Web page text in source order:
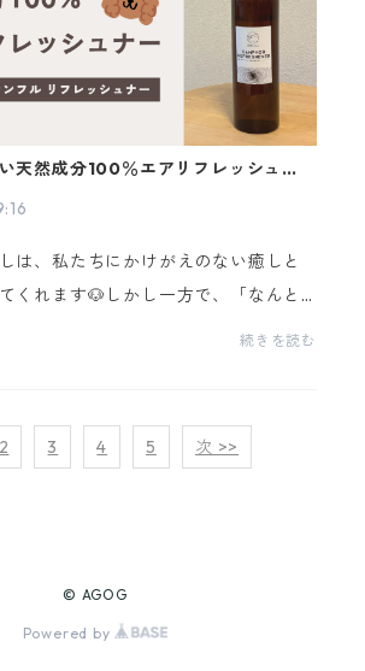
天然成分100％エアリフレッシュナ
は、私たちにかけがえのない癒しと
くれます🐶しかし一方で、「なんと
のニオイがする…」と感じたことのあ
続きを読む
2 3 4 5 次 >>
© AGOG
Powered by